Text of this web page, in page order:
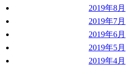
2019年8月
2019年7月
2019年6月
2019年5月
2019年4月